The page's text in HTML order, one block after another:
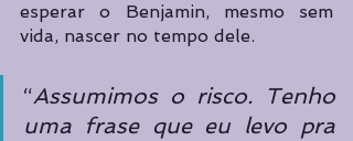
esperar o Benjamin, mesmo sem
vida, nascer no tempo dele.
“Assumimos o risco. Tenho
uma frase que eu levo pra